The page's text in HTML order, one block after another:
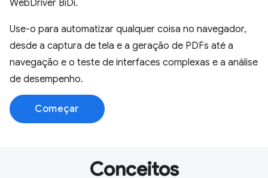
WebDriver BiDi.
Use-o para automatizar qualquer coisa no navegador,
desde a captura de tela e a geração de PDFs até a
navegação e o teste de interfaces complexas e a análise
de desempenho.
Começar
Conceitos